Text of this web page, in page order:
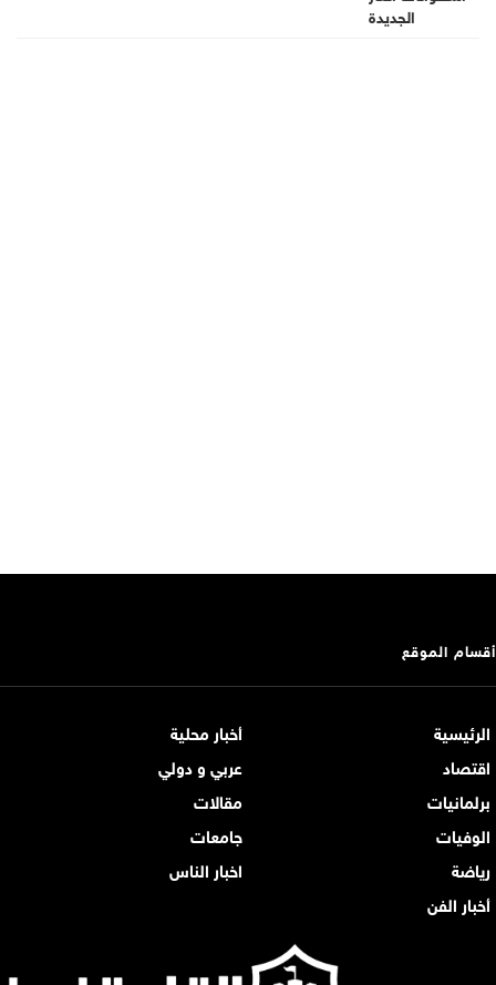
أقسام الموقع
الرئيسية
أخبار محلية
اقتصاد
عربي و دولي
برلمانيات
مقالات
الوفيات
جامعات
رياضة
اخبار الناس
أخبار الفن